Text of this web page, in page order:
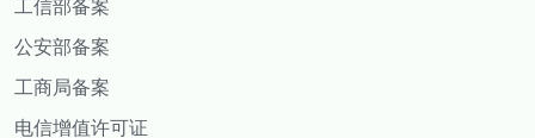
公安部备案
工商局备案
电信增值许可证